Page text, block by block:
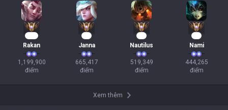
Rakan
1,199,900
điểm
Janna
665,417
điểm
Nautilus
519,349
điểm
Nami
444,265
điểm
Xem thêm